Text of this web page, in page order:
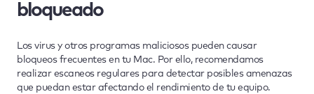
bloqueado
Los virus y otros programas maliciosos pueden causar
bloqueos frecuentes en tu Mac. Por ello, recomendamos
realizar escaneos regulares para detectar posibles amenazas
que puedan estar afectando el rendimiento de tu equipo.